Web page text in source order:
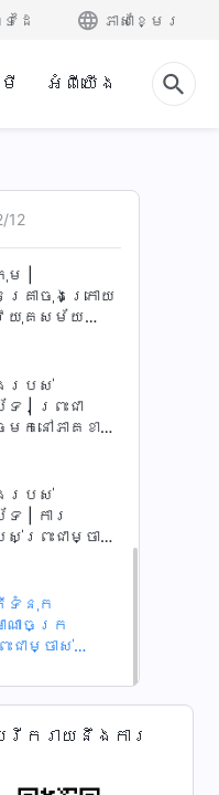
ៃ​ ភាសាខ្មែរ
អំពីយើង
/12
ជាង
បស់
២០២៦
ចាស់នឹងត្រូវ
ើងថាជាធំនៅ
ព្រះជា
ស​និង​ប្រជា
េក​​ | សំឡេងនៃ
២០២៦
|
គ្រាចុងក្រោយ
វយុគសម័យ
របស់​
| ព្រះជា
មកនៅភាគខាង
របស់​
| ការ
ព្រះជាម្ចាស់
ទំនុក
ណាចក្រ
ជាម្ចាស់
រីករាយនឹងការ